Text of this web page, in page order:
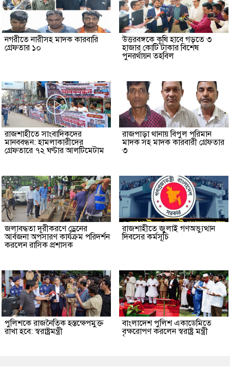
নগরীতে নারীসহ মাদক কারবারি
গ্রেফতার ১০
উত্তরবঙ্গকে কৃষি হাবে গড়তে ৩
হাজার কোটি টাকার বিশেষ
পুনরর্থায়ন তহবিল
রাজশাহীতে সাংবাদিকদের
মানববন্ধন: হামলাকারীদের
গ্রেফতারে ৭২ ঘণ্টার আলটিমেটাম
রাজপাড়া থানায় বিপুল পরিমান
মাদক সহ মাদক কারবারী গ্রেফতার
৩
জলাবদ্ধতা দূরীকরণে ড্রেনের
আর্বজনা অপসারণ কার্যক্রম পরিদর্শন
করলেন রাসিক প্রশাসক
রাজশাহীতে জুলাই গণঅভ্যুত্থান
দিবসের কর্মসূচি
পুলিশকে রাজনৈতিক হস্তক্ষেপমুক্ত
রাখা হবে: স্বরাষ্ট্রমন্ত্রী
বাংলাদেশ পুলিশ একাডেমিতে
বৃক্ষরোপণ করলেন স্বরাষ্ট্র মন্ত্রী